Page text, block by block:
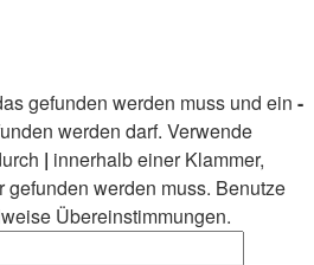
gefunden werden muss und ein -
werden darf. Verwende
| innerhalb einer Klammer,
gefunden werden muss. Benutze
Übereinstimmungen.